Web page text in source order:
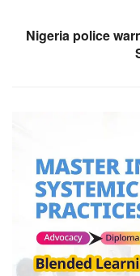
Nigeria police